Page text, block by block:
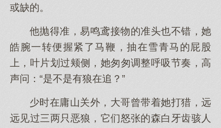
或缺的。
他抛得准，易鸣鸢接物的准头也不错，她
皓腕一转便握紧了马鞭，抽在雪青马的屁股
上，叶片划过颊侧，她匆匆调整呼吸节奏，高
声问：“是不是有狼在追？”
少时在庸山关外，大哥曾带着她打猎，远
远见过三两只恶狼，它们怒张的森白牙齿骇人